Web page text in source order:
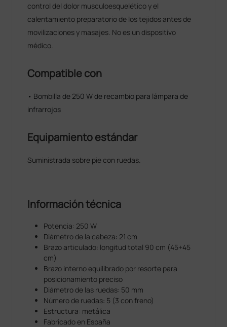
control del dolor musculoesquelético y el
calentamiento preparatorio de los tejidos antes de
movilizaciones y masajes. No es un dispositivo
médico.
Compatible con
• Bombilla de 250 W de recambio para lámpara de
infrarrojos
Equipamiento estándar
Suministrada sobre pie con ruedas.
Información técnica
Potencia: 250 W
Diámetro de la cabeza: 21 cm
Brazo articulado: longitud total 90 cm (45+45
cm)
Brazo interno equilibrado por resorte para
posicionamiento preciso
Diámetro de las ruedas: 50 mm
Número de ruedas: 5 (3 con freno)
Estructura: metálica
Fabricado en España